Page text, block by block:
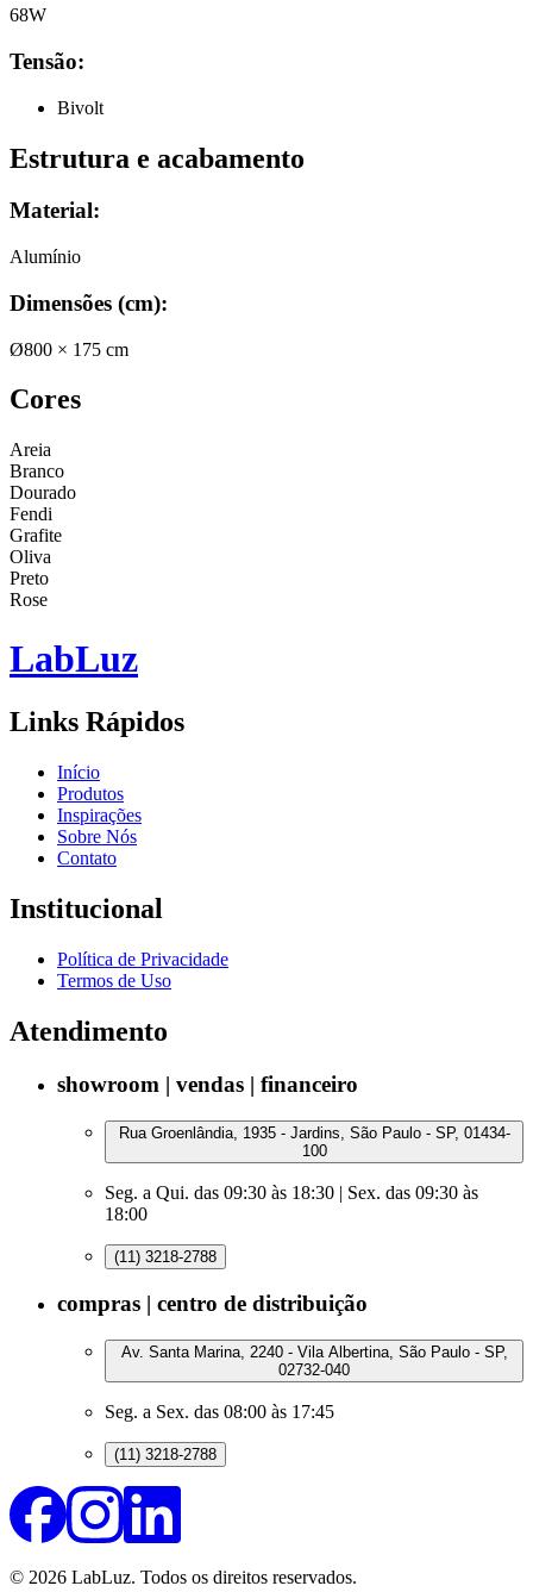
68W
Tensão:
Bivolt
Estrutura e acabamento
Material:
Alumínio
Dimensões (cm):
Ø800 × 175 cm
Cores
Areia
Branco
Dourado
Fendi
Grafite
Oliva
Preto
Rose
LabLuz
Links Rápidos
Início
Produtos
Inspirações
Sobre Nós
Contato
Institucional
Política de Privacidade
Termos de Uso
Atendimento
showroom | vendas | financeiro
Rua Groenlândia, 1935 - Jardins, São Paulo - SP, 01434-
100
Seg. a Qui. das 09:30 às 18:30 | Sex. das 09:30 às
18:00
(11) 3218-2788
compras | centro de distribuição
Av. Santa Marina, 2240 - Vila Albertina, São Paulo - SP,
02732-040
Seg. a Sex. das 08:00 às 17:45
(11) 3218-2788
© 2026 LabLuz. Todos os direitos reservados.